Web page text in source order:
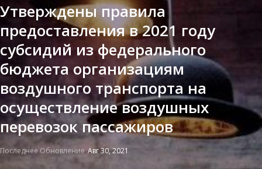
Утверждены правила
предоставления в 2021 году
субсидий из федерального
бюджета организациям
воздушного транспорта на
осуществление воздушных
перевозок пассажиров
Последнее ОбновлениеАвг 30, 2021